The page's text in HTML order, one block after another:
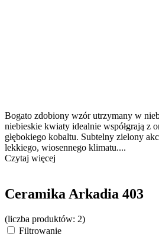
Bogato zdobiony wzór utrzymany w
niebieskie kwiaty idealnie współgrają z
głębokiego kobaltu. Subtelny zielony
lekkiego, wiosennego klimatu....
Czytaj więcej
Ceramika Arkadia 403
(liczba produktów: 2)
Filtrowanie